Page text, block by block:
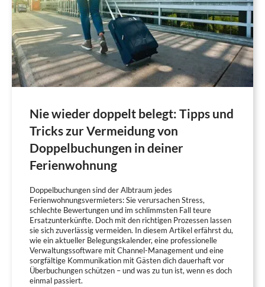
Nie wieder doppelt belegt: Tipps und
Tricks zur Vermeidung von
Doppelbuchungen in deiner
Ferienwohnung
Doppelbuchungen sind der Albtraum jedes
Ferienwohnungsvermieters: Sie verursachen Stress,
schlechte Bewertungen und im schlimmsten Fall teure
Ersatzunterkünfte. Doch mit den richtigen Prozessen lassen
sie sich zuverlässig vermeiden. In diesem Artikel erfährst du,
wie ein aktueller Belegungskalender, eine professionelle
Verwaltungssoftware mit Channel-Management und eine
sorgfältige Kommunikation mit Gästen dich dauerhaft vor
Überbuchungen schützen – und was zu tun ist, wenn es doch
einmal passiert.